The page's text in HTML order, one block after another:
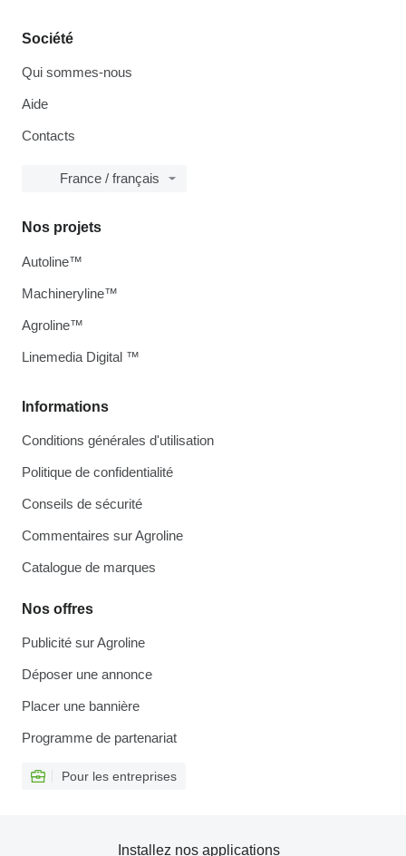
Société
Qui sommes-nous
Aide
Contacts
France / français
Informations
Conditions générales d'utilisation
Politique de confidentialité
Conseils de sécurité
Commentaires sur Agroline
Catalogue de marques
Nos offres
Publicité sur Agroline
Déposer une annonce
Placer une bannière
Programme de partenariat
Pour les entreprises
Nos projets
Autoline™
Machineryline™
Agroline™
Linemedia Digital ™
Installez nos applications